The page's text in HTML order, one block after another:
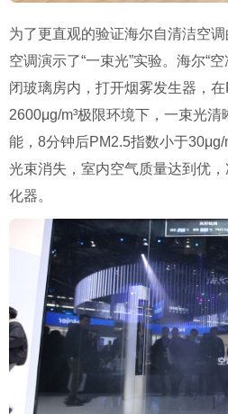
为了更直观的验证海尔自清洁空
空调演示了“一束光”实验。海尔“
闭玻璃房内，打开烟雾发生器，
2600μg/m³极限环境下，一束光
能，8分钟后PM2.5指数小于30μg/
光束消失，室内空气质量达到优
化器。